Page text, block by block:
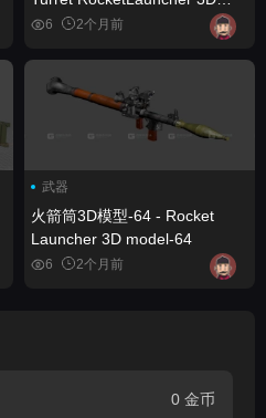
model-12
6 2个月前
武器
火箭筒3D模型-64 - Rocket
Launcher 3D model-64
6 2个月前
0 金币